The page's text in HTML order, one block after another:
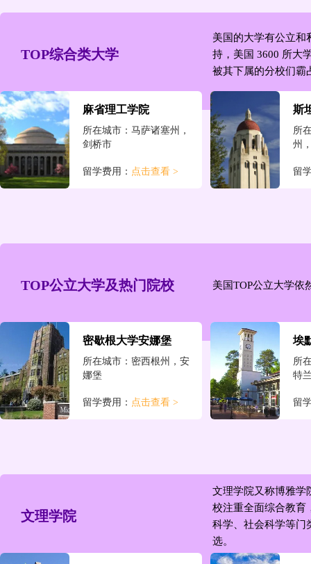
留学费用： 留
TOP综合类大学
美国的大学有公立和
持，美国 3600 所大
被其下属的分校们霸
麻省理工学院
所在城市：马萨诸塞州，
剑桥市
留学费用： 点击查看 >
斯
所
州
留
留学费用： 点击查看 >
范德堡大学
所在城市：田纳西州，纳
什维尔
留学费用：
莱
所
休
留
TOP公立大学及热门院校 美国TOP公立大学依
密歇根大学安娜堡
所在城市：密西根州，安
娜堡
留学费用： 点击查看 >
埃
所
特
留
留
伊利诺伊大学香槟分校 南
文理学院
文理学院又称博雅学
校注重全面综合教育
科学、社会科学等门
选。